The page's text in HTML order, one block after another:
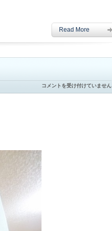
Read More
明
日
コメントを受け付けていません